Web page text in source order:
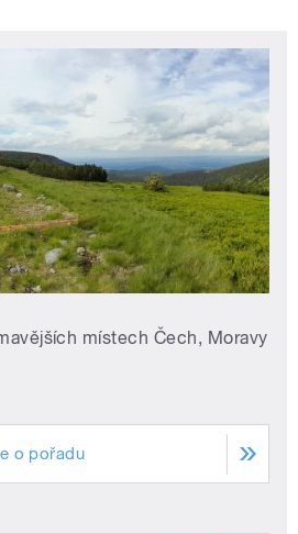
místech Čech, Moravy
o pořadu